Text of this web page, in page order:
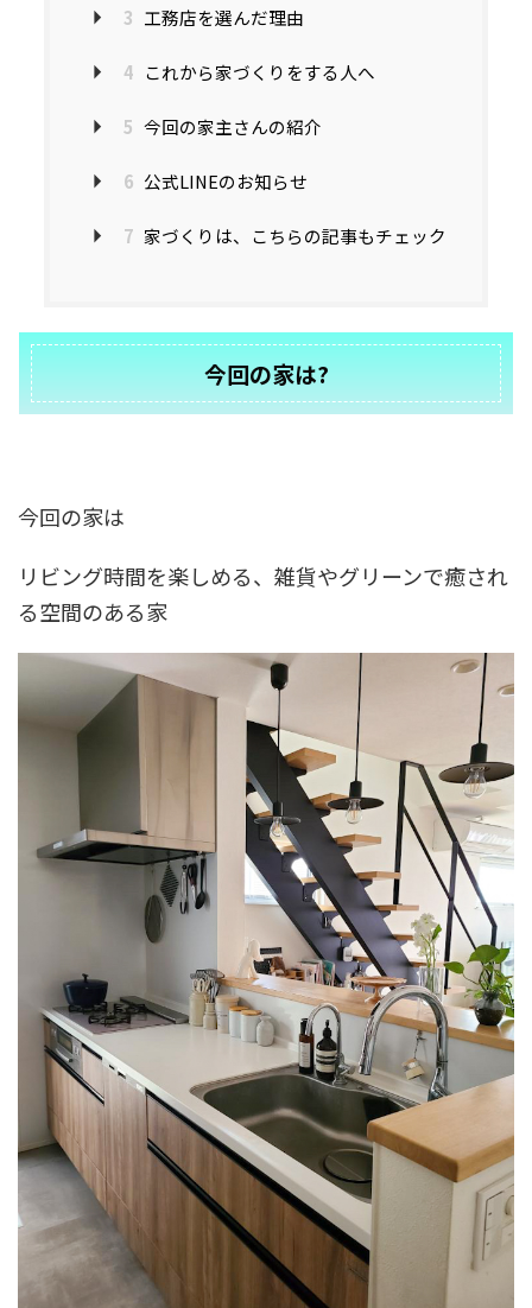
3 工務店を選んだ理由
4 これから家づくりをする人へ
5 今回の家主さんの紹介
6 公式LINEのお知らせ
7 家づくりは、こちらの記事もチェック
今回の家は?
今回の家は
リビング時間を楽しめる、雑貨やグリーンで癒され
る空間のある家